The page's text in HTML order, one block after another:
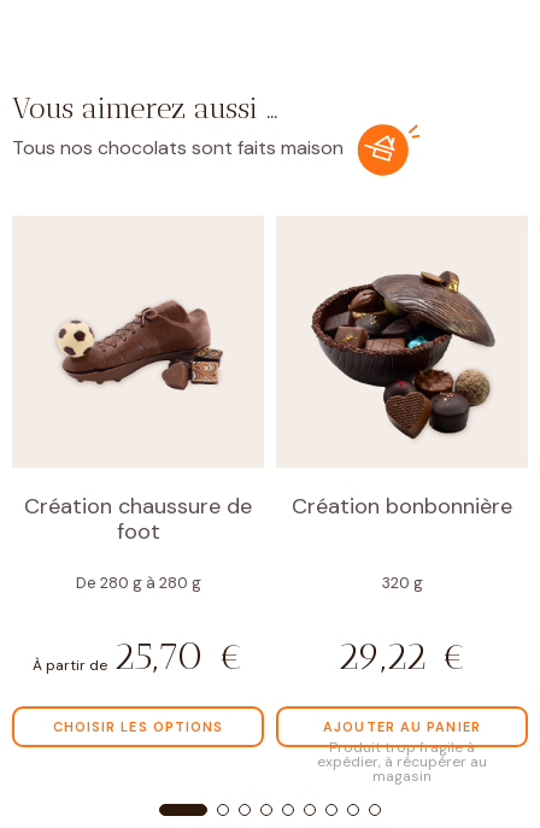
Vous aimerez aussi …
Tous nos chocolats sont faits maison
Création chaussure de
foot
De 280 g à 280 g
À partir de 25,70 €
CHOISIR LES OPTIONS
Création bonbonnière
320 g
29,22 €
AJOUTER AU PANIER
Produit trop fragile à
expédier, à récupérer au
magasin